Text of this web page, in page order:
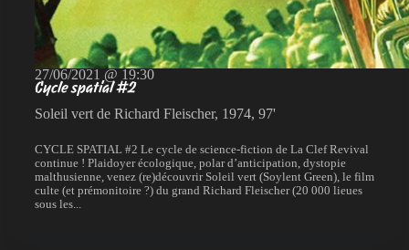
27/06/2021 @ 19:30
Cycle spatial #2
Soleil vert de Richard Fleischer, 1974, 97'
CYCLE SPATIAL #2 Le cycle de science-fiction de La Clef Revival
continue ! Plaidoyer écologique, polar d’anticipation, dystopie
malthusienne, venez (re)découvrir Soleil vert (Soylent Green), le film
culte (et prémonitoire ?) du grand Richard Fleischer (20 000 lieues
sous les...